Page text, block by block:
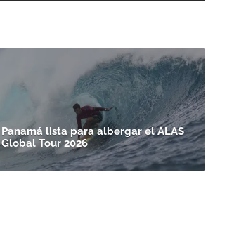
Panamá lista para albergar el ALAS
Global Tour 2026